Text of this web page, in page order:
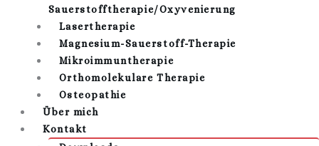
Sauerstofftherapie/Oxyvenierung
Lasertherapie
Magnesium-Sauerstoff-Therapie
Mikroimmuntherapie
Orthomolekulare Therapie
Osteopathie
Über mich
Kontakt